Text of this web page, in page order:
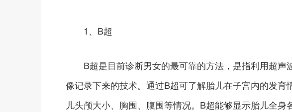
1、B超
B超是目前诊断男女的最可靠的方法，是指利用超声
像记录下来的技术。通过B超可了解胎儿在子宫内的发
儿头颅大小、胸围、腹围等情况。B超能够显示胎儿全